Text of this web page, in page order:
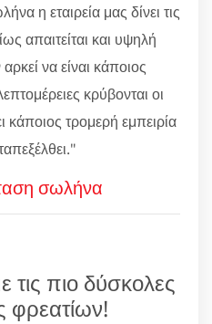
η εταιρεία μας δίνει τις
απαιτείται και υψηλή
να είναι κάποιος
κρύβονται οι
κάποιος τρομερή εμπειρία
σωλήνα
τις πιο δύσκολες
φρεατίων!